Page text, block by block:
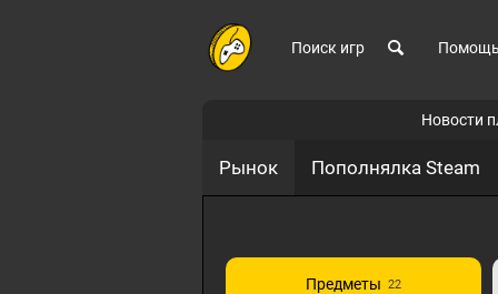
Поиск игр Помощь
Новости
Рынок Пополнялка Steam
Предметы 22